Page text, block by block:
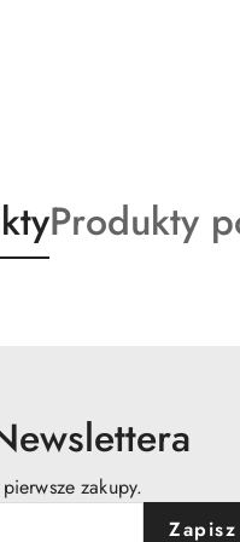
Produkty
o
Produkty
zakupy.
Zapisz